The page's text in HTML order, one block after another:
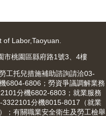
of Labor,Taoyuan.
市桃園區縣府路1號3、4樓
工托兒措施補助諮詢請洽03-
6804-6806；勞資爭議調解業務
分機6802-6803；就業服務
3322101分機8015-8017（就業
；有關職業安全衛生及勞工檢舉